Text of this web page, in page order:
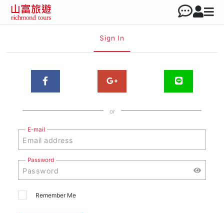
Sign In
or
E-mail
Password
Remember Me